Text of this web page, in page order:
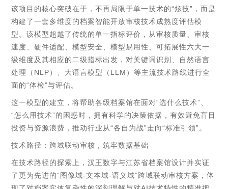
该项目的核心突破在于，不再局限于单一技术的“炫技”，而是
构建了一套多维度的档案智能开放审核技术成熟度评估模
型。该模型超越了传统的单一指标评价，从审核质量、审核
速度、硬件适配、模型安全、模型易用性、可拓展性六大一
级维度及其相应的二级指标出发，对关键词识别、自然语言
处理（NLP）、大语言模型（LLM）等主流技术路线进行全
面的“体检”与评估。
这一模型的建立，将帮助各级档案馆在面对“选什么技术”、
“怎么用技术”的困惑时，拥有科学的决策依据，有效避免盲目
投资与资源浪费，推动行业从“各自为战”走向“标准引领”。
技术路径：跨域联动审核，筑牢数据基础
在技术路径的探索上，汉王数字与江苏省档案馆设计并实证
了更为先进的“图像域-文本域-语义域”跨域联动审核方案，体